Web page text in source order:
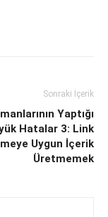
Sonraki İçerik
Yaptığı
Hatalar 3: Link
Uygun İçerik
Üretmemek